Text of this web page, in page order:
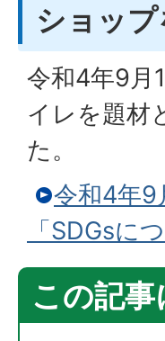
ショップ
令和4年9月
イレを題材
た。
令和4年9
「SDGsに
この記